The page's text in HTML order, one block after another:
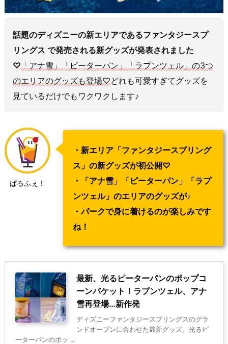
話題のディズニーの新エリアであるファンタジースプ
リングス で発売される新グッズが発表されました
♡「アナ雪」「ピーターパン」「ラプンツェル」の3つ
のエリアのグッズも登場♡どれも可愛すぎてグッズを
見ているだけでもワクワクします♪
ぱるふぇ！
・新エリア「ファンタジースプリング
ス」の新グッズが初公開♡
・「アナ雪」「ピーターパン」「ラプ
ンツェル」のエリアのグッズが♪
・パークで身に着けるのが楽しみです
ね！
最新、光るピーターパンのポップコ
ーンバケット！ラプンツェル、アナ
雪再登場…新作発
ディズニーファンタジースプリングスのグラ
ンドオープンに合わせた最新グッズ、光るピ
ーターパンのポッ ...